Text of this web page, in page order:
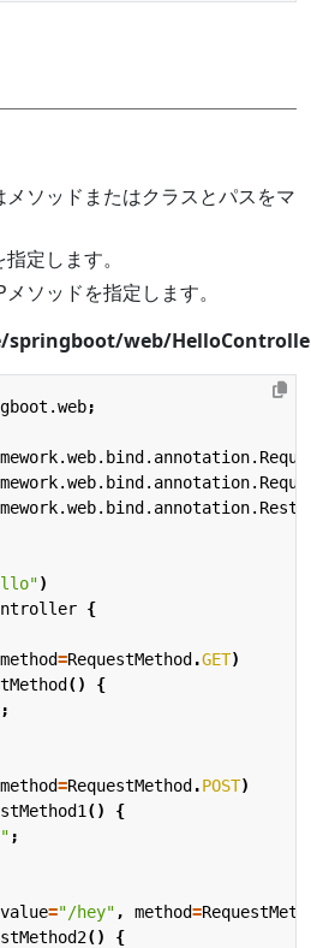
メソッドまたはクラスとパスをマ
定します。
ソッドを指定します。
web/
;
)
{
method=RequestMethod .GET)
()
{
;
method=RequestMethod .POST)
()
{
;
value="/hey" , method=
()
{